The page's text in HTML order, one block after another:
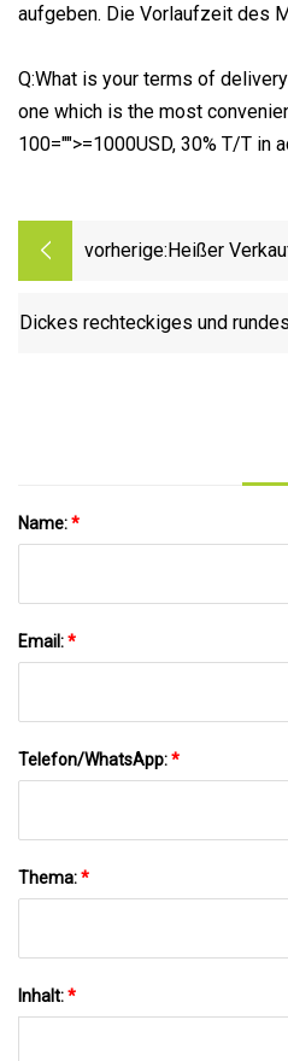
aufgeben. Die Vorlaufzeit des
Q:What is your terms of
one which is the most
100="">=1000USD, 30% T/T in
vorherige: Heißer
Dickes rechteckiges und
Name:*
Email:*
Telefon/WhatsApp:*
Thema:*
Inhalt:*